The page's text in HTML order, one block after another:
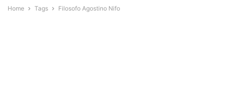
Home Tags Filosofo Agostino Nifo